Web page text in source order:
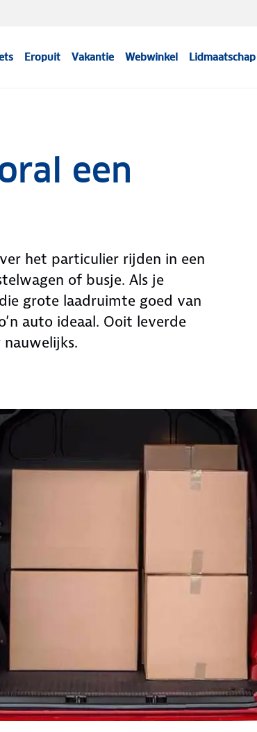
Eropuit Vakantie Webwinkel Lidmaatschap
een
het particulier rijden in een
of busje. Als je
grote laadruimte goed van
auto ideaal. Ooit leverde